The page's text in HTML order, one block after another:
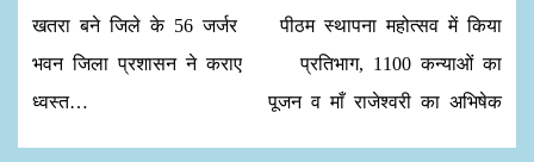
खतरा बने जिले के 56 जर्जर
भवन जिला प्रशासन ने कराए
ध्वस्त…
पीठम स्थापना महोत्सव में किया
प्रतिभाग, 1100 कन्याओं का
पूजन व माँ राजेश्वरी का अभिषेक